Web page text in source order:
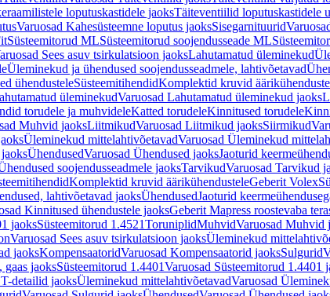
loputuskastidele jaoksTäiteventiilid loputuskastidele
Varuosad Kahesüsteemne loputus jaoksSisegarnituurid
Süsteemitorud MLSüsteemitorud soojendusseade ML
Sees asuv tsirkulatsioon jaoksLahutamatud üleminekud
Üleminekud ja ühendused soojendusseadmele, lahtivõetavad
ühendusteleSüsteemitihendidKomplektid kruvid
üleminekudVaruosad Lahutamatud üleminekud jaoks
torudele ja muhvideleKatted torudeleKinnitused torudele
Muhvid jaoksLiitmikudVaruosad Liitmikud jaoksSiirmikud
Üleminekud mittelahtivõetavadVaruosad Üleminekud
ÜhendusedVaruosad Ühendused jaoksJaoturid
soojendusseadmele jaoksTarvikudVaruosad Tarvikud
Komplektid kruvid äärikühendusteleGeberit Volex
lahtivõetavad jaoksÜhendusedJaoturid
Kinnitused ühendustele jaoksGeberit Mapress roostevaba
jaoksSüsteemitorud 1.4521ToruniplidMuhvidVaruosad Muhvid
Varuosad Sees asuv tsirkulatsioon jaoksÜleminekud
jaoksKompensaatoridVaruosad Kompensaatorid jaoksSulgurid
gaas jaoksSüsteemitorud 1.4401Varuosad Süsteemitorud 1.4401
detailid jaoksÜleminekud mittelahtivõetavadVaruosad